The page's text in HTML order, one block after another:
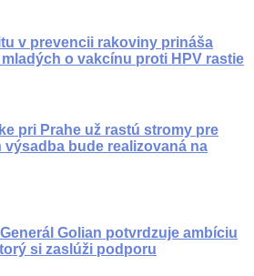
v prevencii rakoviny prináša
o vakcínu proti HPV rastie
pri Prahe už rastú stromy pre
výsadba bude realizovaná na
Golian potvrdzuje ambíciu
si zaslúži podporu